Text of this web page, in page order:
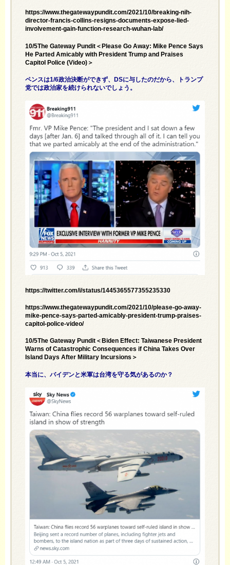
https://www.thegatewaypundit.com/2021/10/breaking-nih-
director-francis-collins-resigns-documents-expose-lied-
involvement-gain-function-research-wuhan-lab/
10/5The Gateway Pundit＜Please Go Away: Mike Pence Says
He Parted Amicably with President Trump and Praises
Capitol Police (Video)＞
ペンスは1/6政治決断ができず、DSに与したのだから、トランプ
党では政治家を続けられないでしょう。
https://twitter.com/i/status/1445365577355235330
https://www.thegatewaypundit.com/2021/10/please-go-away-
mike-pence-says-parted-amicably-president-trump-praises-
capitol-police-video/
10/5The Gateway Pundit＜Biden Effect: Taiwanese President
Warns of Catastrophic Consequences if China Takes Over
Island Days After Military Incursions＞
本当に、バイデンと米軍は台湾を守る気があるのか？